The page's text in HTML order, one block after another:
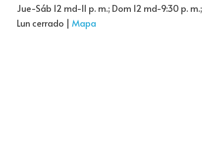
Jue-Sáb 12 md-11 p. m.; Dom 12 md-9:30 p. m.;
Lun cerrado | Mapa